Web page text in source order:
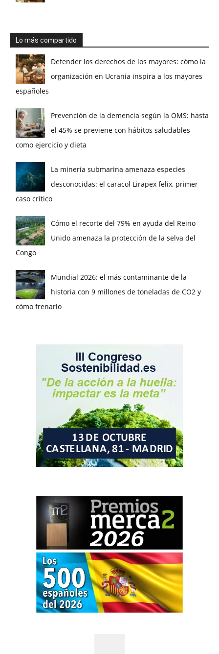
Lo más compartido
Defender los derechos de los mayores: cómo la
organización en Ucrania inspira a los mayores
españoles
Prevención de la demencia según la OMS: hasta
el 45% se previene con hábitos saludables
como ejercicio y dieta
La minería submarina amenaza especies
desconocidas: el caracol Lirapex felix, primer
caso crítico
Cómo el recorte del 79% en ayuda del Reino
Unido amenaza la protección de la selva del
Congo
Mundial 2026: el más contaminante de la
historia con 9 millones de toneladas de CO2 y
cómo frenarlo